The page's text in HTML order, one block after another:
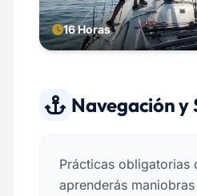
16 Horas
Navegación y
Prácticas obligatorias
aprenderás